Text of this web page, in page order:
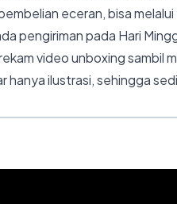
eceran, bisa
pengiriman pada Hari
video unboxing sambil
hanya ilustrasi, sehingga